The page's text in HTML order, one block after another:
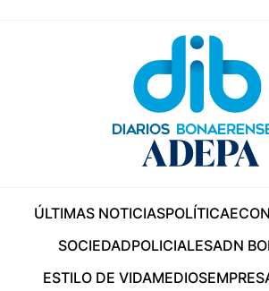
ÚLTIMAS NOTICIASPOLÍTICA
SOCIEDADPOLICIALESADN
ESTILO DE VIDAMEDIOS